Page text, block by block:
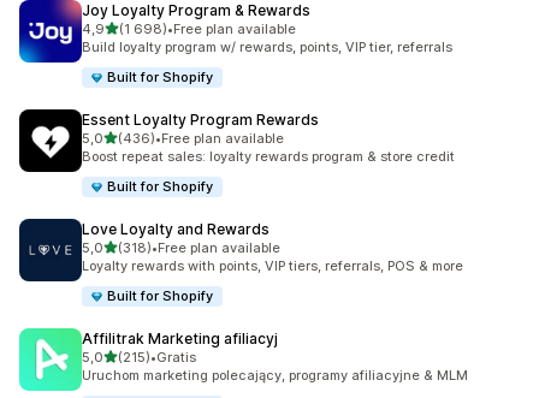
Joy Loyalty Program & Rewards
4,9na 5 gwiazdek
(1 698)
Łączna liczba recenzji: 1698
•Free plan available
Build loyalty program w/ rewards, points, VIP tier, referrals
Built for Shopify
Essent Loyalty Program Rewards
5,0na 5 gwiazdek
(436)
Łączna liczba recenzji: 436
•Free plan available
Boost repeat sales: loyalty rewards program & store credit
Built for Shopify
Love Loyalty and Rewards
5,0na 5 gwiazdek
(318)
Łączna liczba recenzji: 318
•Free plan available
Loyalty rewards with points, VIP tiers, referrals, POS & more
Built for Shopify
Affilitrak Marketing afiliacyj
5,0na 5 gwiazdek
(215)
Łączna liczba recenzji: 215
•Gratis
Uruchom marketing polecający, programy afiliacyjne & MLM